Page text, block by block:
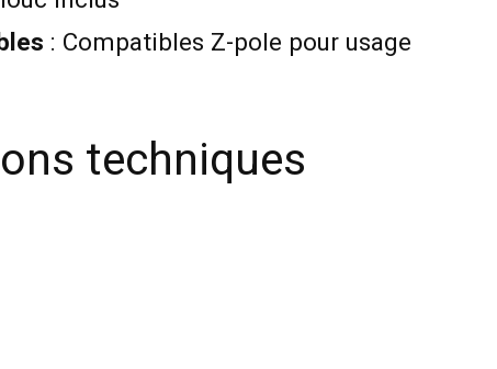
: Compatibles Z-pole pour usage
techniques